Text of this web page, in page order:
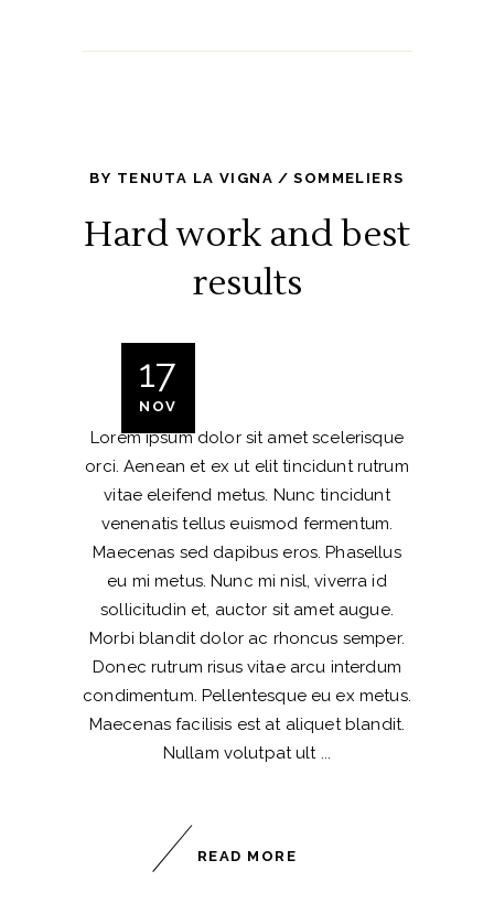
BY TENUTA LA VIGNA SOMMELIERS
Hard work and best
results
17
NOV
Lorem ipsum dolor sit amet scelerisque
orci. Aenean et ex ut elit tincidunt rutrum
vitae eleifend metus. Nunc tincidunt
venenatis tellus euismod fermentum.
Maecenas sed dapibus eros. Phasellus
eu mi metus. Nunc mi nisl, viverra id
sollicitudin et, auctor sit amet augue.
Morbi blandit dolor ac rhoncus semper.
Donec rutrum risus vitae arcu interdum
condimentum. Pellentesque eu ex metus.
Maecenas facilisis est at aliquet blandit.
Nullam volutpat ult
READ MORE